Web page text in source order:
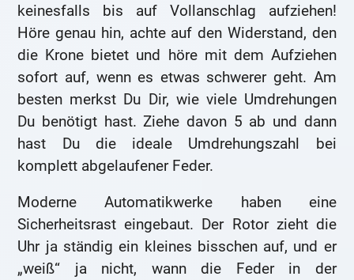
keinesfalls bis auf Vollanschlag aufziehen!
Höre genau hin, achte auf den Widerstand, den
die Krone bietet und höre mit dem Aufziehen
sofort auf, wenn es etwas schwerer geht. Am
besten merkst Du Dir, wie viele Umdrehungen
Du benötigt hast. Ziehe davon 5 ab und dann
hast Du die ideale Umdrehungszahl bei
komplett abgelaufener Feder.
Moderne Automatikwerke haben eine
Sicherheitsrast eingebaut. Der Rotor zieht die
Uhr ja ständig ein kleines bisschen auf, und er
„weiß“ ja nicht, wann die Feder in der